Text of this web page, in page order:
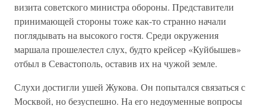
визита советского министра обороны. Представители
принимающей стороны тоже как-то странно начали
поглядывать на высокого гостя. Среди окружения
маршала прошелестел слух, будто крейсер «Куйбышев»
отбыл в Севастополь, оставив их на чужой земле.
Слухи достигли ушей Жукова. Он попытался связаться с
Москвой, но безуспешно. На его недоуменные вопросы